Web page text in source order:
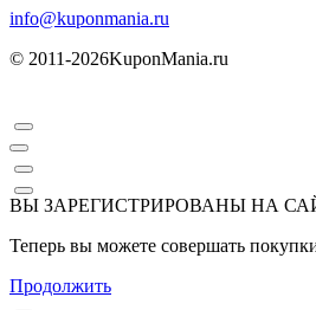
info@kuponmania.ru
© 2011-2026KuponMania.ru
ВЫ ЗАРЕГИСТРИРОВАНЫ НА
Теперь вы можете совершать
Продолжить